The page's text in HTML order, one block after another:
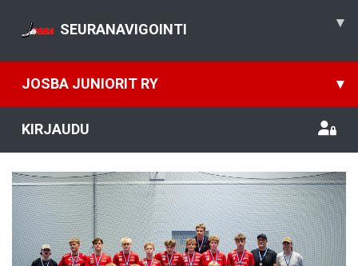
SEURANAVIGOINTI ▾
JOSBA JUNIORIT RY ▾
KIRJAUDU